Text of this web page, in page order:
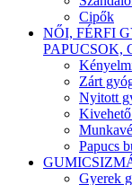
Cipők
NŐI, FÉRFI
PAPUCSOK,
Zárt
Nyitott
Kivehető
Papucs
Gyerek